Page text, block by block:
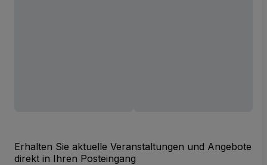
Erhalten Sie aktuelle Veranstaltungen und Angebote
direkt in Ihren Posteingang